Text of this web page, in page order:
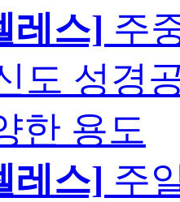
레스] 주
도 성경
한 용도
레스] 주